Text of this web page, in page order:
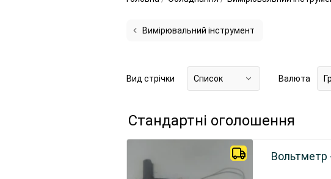
Вимірювальний інструмент
Вид стрічки Список Валюта
Стандартні оголошення
Вольтметр